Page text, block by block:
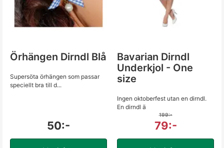
Örhängen Dirndl Blå
Supersöta örhängen som passar
speciellt bra till d...
50:-
Bavarian Dirndl
Underkjol - One
size
Ingen oktoberfest utan en dirndl.
En dirndl ä
199:-
79:-